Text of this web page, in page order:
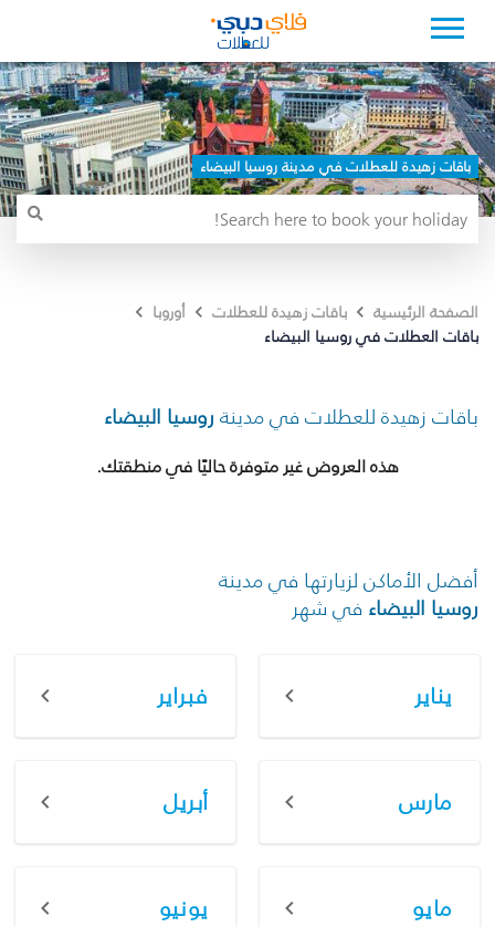
باقات زهيدة للعطلات في مدينة روسيا البيضاء
الصفحة الرئيسية باقات زهيدة للعطلات
أوروبا
باقات العطلات في روسيا البيضاء
باقات زهيدة للعطلات في مدينة روسيا البيضاء
هذه العروض غير متوفرة حاليًا في منطقتك.
أفضل الأماكن لزيارتها في مدينة
روسيا البيضاء في شهر
يناير فبراير
مارس أبريل
مايو يونيو